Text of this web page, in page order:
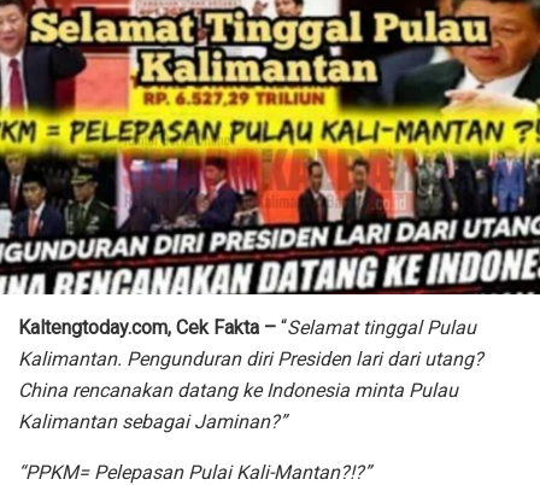
Kaltengtoday.com, Cek Fakta – “Selamat tinggal Pulau
Kalimantan. Pengunduran diri Presiden lari dari utang?
China rencanakan datang ke Indonesia minta Pulau
Kalimantan sebagai Jaminan?”
“PPKM= Pelepasan Pulai Kali-Mantan?!?”